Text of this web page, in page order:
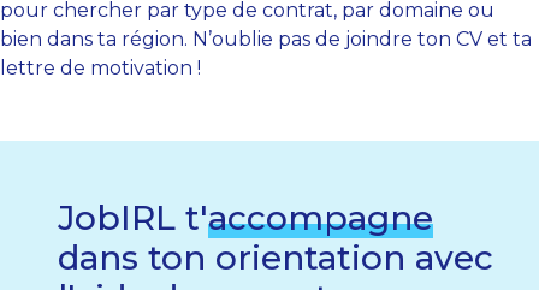
pour chercher par type de contrat, par domaine ou
bien dans ta région. N’oublie pas de joindre ton CV et ta
lettre de motivation !
JobIRL t'accompagne
dans ton orientation avec